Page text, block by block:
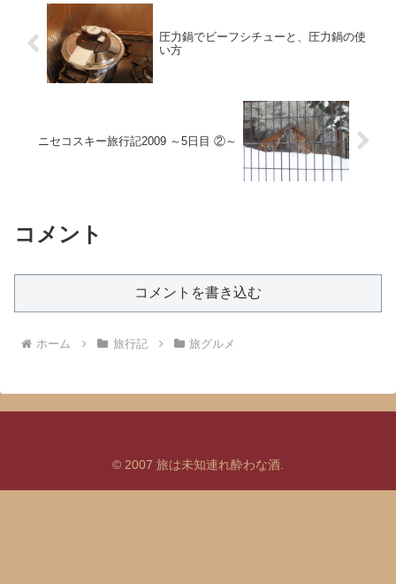
圧力鍋でビーフシチューと、圧力鍋の使
い方
ニセコスキー旅行記2009 ～5日目 ②～
コメント
コメントを書き込む
ホーム 旅行記 旅グルメ
© 2007 旅は未知連れ酔わな酒.